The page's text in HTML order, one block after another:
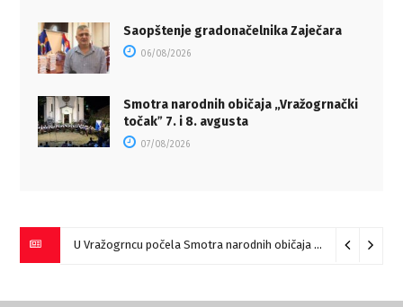
Saopštenje gradonačelnika Zaječara
06/08/2026
Smotra narodnih običaja „Vražogrnački
točakˮ 7. i 8. avgusta
07/08/2026
U Vražogrncu počela Smotra narodnih običaja „Vražogrnački točak“